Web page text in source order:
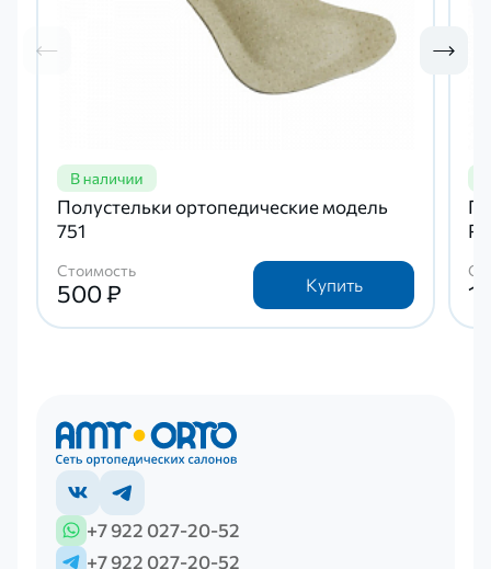
Полустельки ортопедические модель
751
Стоимость
500 ₽ Купить 1
+7 922 027-20-52
+7 922 027-20-52